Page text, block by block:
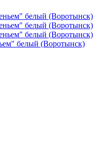
белый (Воротынск)